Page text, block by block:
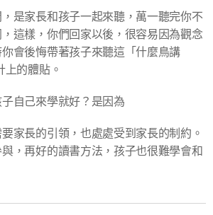
是家長和孩子一起來聽，萬一聽完你不
這樣，你們回家以後，很容易因為觀念
會後悔帶著孩子來聽這「什麼鳥講
上的體貼。
自己來學就好？是因為
家長的引領，也處處受到家長的制約。
，再好的讀書方法，孩子也很難學會和